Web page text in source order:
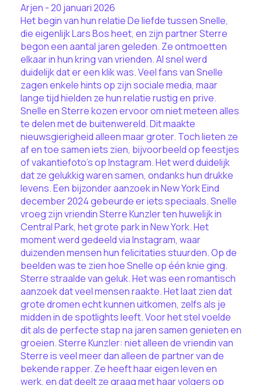
Arjen - 20 januari 2026
Het begin van hun relatie De liefde tussen Snelle,
die eigenlijk Lars Bos heet, en zijn partner Sterre
begon een aantal jaren geleden. Ze ontmoetten
elkaar in hun kring van vrienden. Al snel werd
duidelijk dat er een klik was. Veel fans van Snelle
zagen enkele hints op zijn sociale media, maar
lange tijd hielden ze hun relatie rustig en prive.
Snelle en Sterre kozen ervoor om niet meteen alles
te delen met de buitenwereld. Dit maakte
nieuwsgierigheid alleen maar groter. Toch lieten ze
af en toe samen iets zien, bijvoorbeeld op feestjes
of vakantiefoto’s op Instagram. Het werd duidelijk
dat ze gelukkig waren samen, ondanks hun drukke
levens. Een bijzonder aanzoek in New York Eind
december 2024 gebeurde er iets speciaals. Snelle
vroeg zijn vriendin Sterre Kunzler ten huwelijk in
Central Park, het grote park in New York. Het
moment werd gedeeld via Instagram, waar
duizenden mensen hun felicitaties stuurden. Op de
beelden was te zien hoe Snelle op één knie ging.
Sterre straalde van geluk. Het was een romantisch
aanzoek dat veel mensen raakte. Het laat zien dat
grote dromen echt kunnen uitkomen, zelfs als je
midden in de spotlights leeft. Voor het stel voelde
dit als de perfecte stap na jaren samen genieten en
groeien. Sterre Kunzler: niet alleen de vriendin van
Sterre is veel meer dan alleen de partner van de
bekende rapper. Ze heeft haar eigen leven en
werk, en dat deelt ze graag met haar volgers op